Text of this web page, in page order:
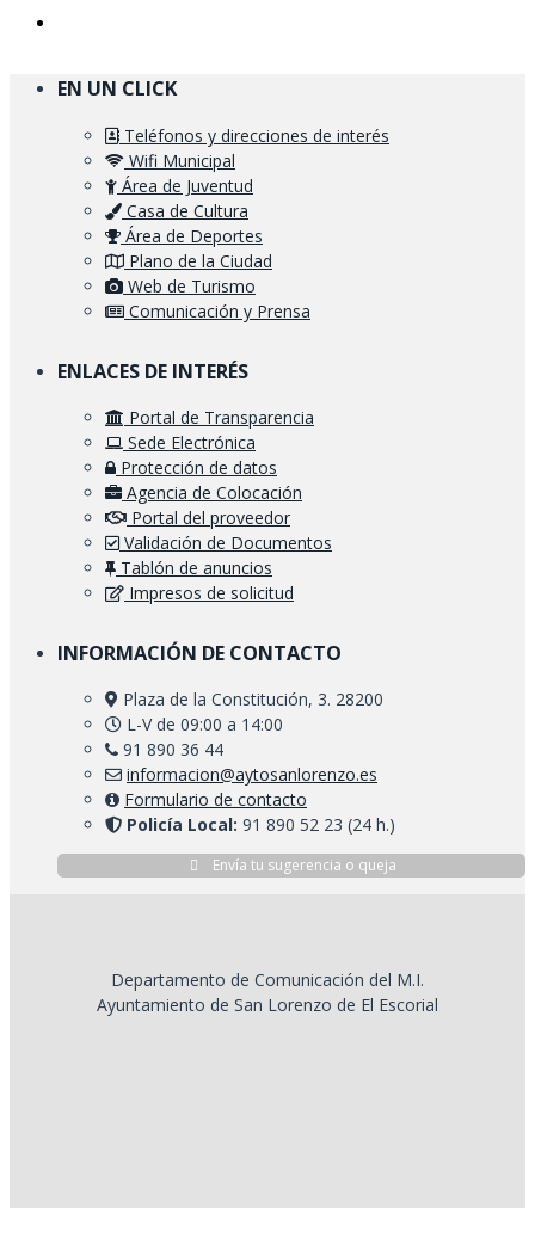
EN UN CLICK
Teléfonos y direcciones de interés
Wifi Municipal
Área de Juventud
Casa de Cultura
Área de Deportes
Plano de la Ciudad
Web de Turismo
Comunicación y Prensa
ENLACES DE INTERÉS
Portal de Transparencia
Sede Electrónica
Protección de datos
Agencia de Colocación
Portal del proveedor
Validación de Documentos
Tablón de anuncios
Impresos de solicitud
INFORMACIÓN DE CONTACTO
Plaza de la Constitución, 3. 28200
L-V de 09:00 a 14:00
91 890 36 44
informacion@aytosanlorenzo.es
Formulario de contacto
Policía Local: 91 890 52 23 (24 h.)
Envía tu sugerencia o queja
Departamento de Comunicación del M.I.
Ayuntamiento de San Lorenzo de El Escorial